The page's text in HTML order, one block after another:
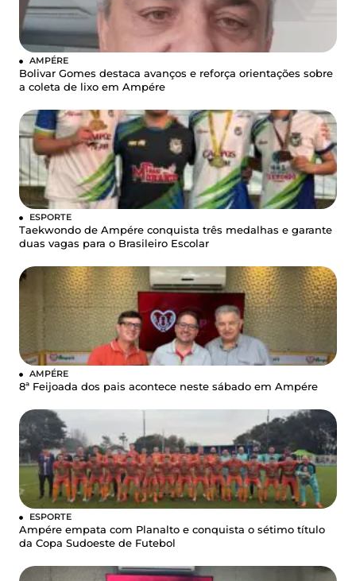
AMPÉRE
Bolivar Gomes destaca avanços e reforça orientações sobre
a coleta de lixo em Ampére
ESPORTE
Taekwondo de Ampére conquista três medalhas e garante
duas vagas para o Brasileiro Escolar
AMPÉRE
8ª Feijoada dos pais acontece neste sábado em Ampére
ESPORTE
Ampére empata com Planalto e conquista o sétimo título
da Copa Sudoeste de Futebol